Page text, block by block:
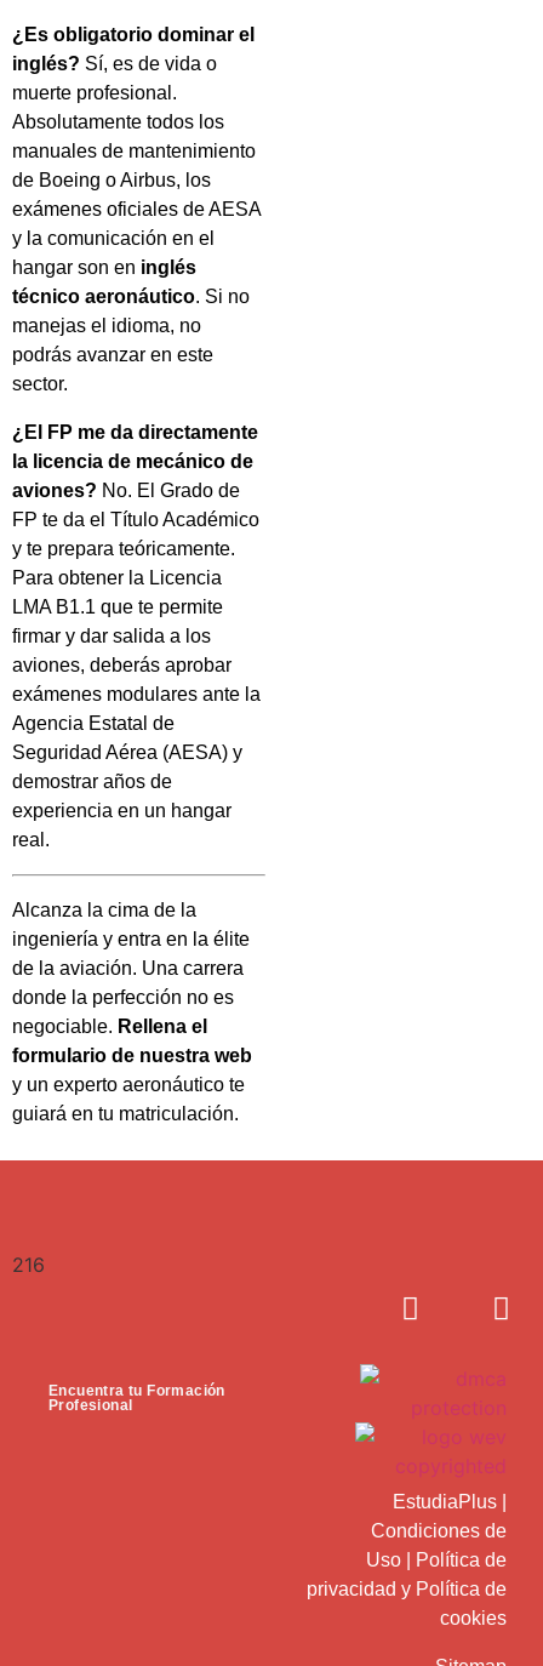
¿Es obligatorio dominar el
inglés? Sí, es de vida o
muerte profesional.
Absolutamente todos los
manuales de mantenimiento
de Boeing o Airbus, los
exámenes oficiales de AESA
y la comunicación en el
hangar son en inglés
técnico aeronáutico. Si no
manejas el idioma, no
podrás avanzar en este
sector.
¿El FP me da directamente
la licencia de mecánico de
aviones? No. El Grado de
FP te da el Título Académico
y te prepara teóricamente.
Para obtener la Licencia
LMA B1.1 que te permite
firmar y dar salida a los
aviones, deberás aprobar
exámenes modulares ante la
Agencia Estatal de
Seguridad Aérea (AESA) y
demostrar años de
experiencia en un hangar
real.
Alcanza la cima de la
ingeniería y entra en la élite
de la aviación. Una carrera
donde la perfección no es
negociable. Rellena el
formulario de nuestra web
y un experto aeronáutico te
guiará en tu matriculación.
216
Encuentra tu Formación
Profesional
EstudiaPlus
Condiciones de
Uso
Política de
privacidad y Política de
cookies